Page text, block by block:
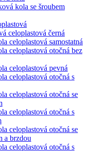
kola se šroubem
celoplastová černá
celoplastová samostatná
celoplastová otočná bez
celoplastová pevná
celoplastová otočná s
celoplastová otočná se
celoplastová otočná s
celoplastová otočná se
a brzdou
celoplastová otočná s